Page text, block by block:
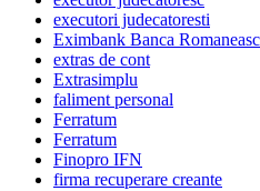
executori judecatoresti
Eximbank Banca
extras de cont
Extrasimplu
faliment personal
Ferratum
Ferratum
Finopro IFN
firma recuperare creante